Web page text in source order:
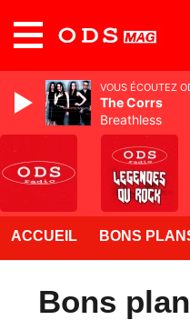
ACCUEIL BONS
Bons
VOUS ÉCOUTEZ
The Corrs
Breathless